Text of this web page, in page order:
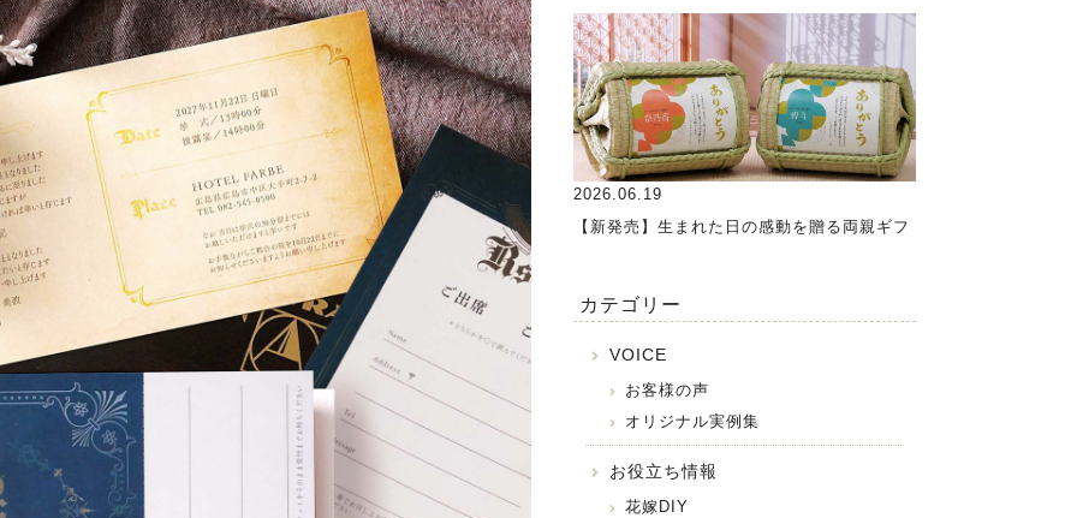
2026.06.19
【新発売】生まれた日の感動を贈る両親ギフ
カテゴリー
VOICE
お客様の声
オリジナル実例集
お役立ち情報
花嫁DIY